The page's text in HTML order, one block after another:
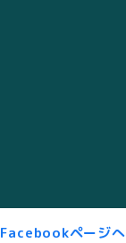
Facebookページへ